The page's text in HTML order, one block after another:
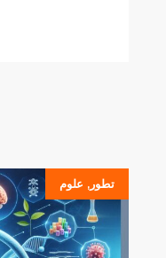
تطور , علوم